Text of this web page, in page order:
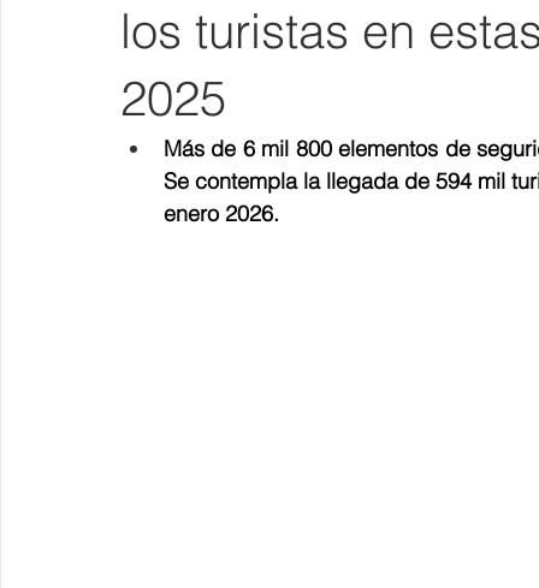
los turistas en
2025
Más de 6 mil 800 elementos de
Se contempla la llegada de 594 mil
enero 2026.